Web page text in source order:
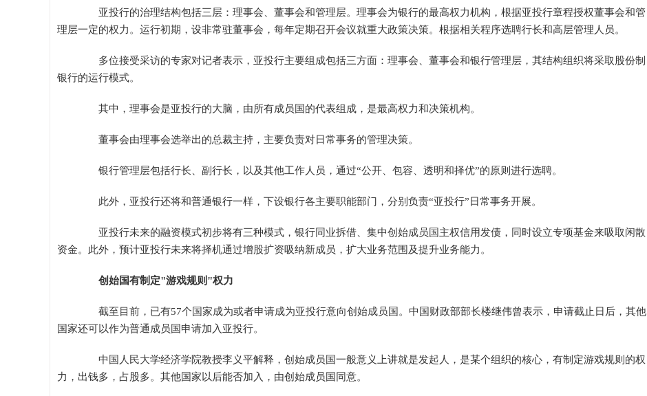
亚投行的治理结构包括三层：理事会、董事会和管理层。理事会为银行的最高权力机构，根据亚投行章程授权董事会和管
理层一定的权力。运行初期，设非常驻董事会，每年定期召开会议就重大政策决策。根据相关程序选聘行长和高层管理人员。
多位接受采访的专家对记者表示，亚投行主要组成包括三方面：理事会、董事会和银行管理层，其结构组织将采取股份制
银行的运行模式。
其中，理事会是亚投行的大脑，由所有成员国的代表组成，是最高权力和决策机构。
董事会由理事会选举出的总裁主持，主要负责对日常事务的管理决策。
银行管理层包括行长、副行长，以及其他工作人员，通过“公开、包容、透明和择优”的原则进行选聘。
此外，亚投行还将和普通银行一样，下设银行各主要职能部门，分别负责“亚投行”日常事务开展。
亚投行未来的融资模式初步将有三种模式，银行同业拆借、集中创始成员国主权信用发债，同时设立专项基金来吸取闲散
资金。此外，预计亚投行未来将择机通过增股扩资吸纳新成员，扩大业务范围及提升业务能力。
创始国有制定"游戏规则"权力
截至目前，已有57个国家成为或者申请成为亚投行意向创始成员国。中国财政部部长楼继伟曾表示，申请截止日后，其他
国家还可以作为普通成员国申请加入亚投行。
中国人民大学经济学院教授李义平解释，创始成员国一般意义上讲就是发起人，是某个组织的核心，有制定游戏规则的权
力，出钱多，占股多。其他国家以后能否加入，由创始成员国同意。